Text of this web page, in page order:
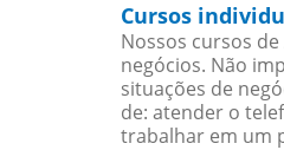
Cursos
Nossos cursos
negócios. Não
situações de
de: atender o
trabalhar em um